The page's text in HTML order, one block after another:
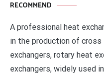
RECOMMEND
A professional heat
in the production of cross
exchangers, rotary heat
exchangers, widely used